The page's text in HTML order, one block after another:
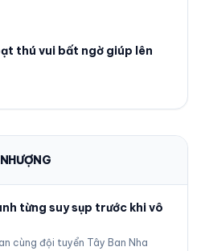
thú vui bất ngờ giúp lên
từng suy sụp trước khi vô
cùng đội tuyển Tây Ban Nha